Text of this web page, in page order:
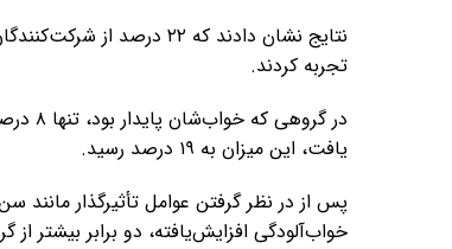
تجربه کردند.
در
یافت، این میزان به ۱۹ درصد رسید.
پس از در نظر گرفتن عوامل تأثیرگذار
خواب‌آلودگی افزایش‌یافته، دو برابر بیشتر